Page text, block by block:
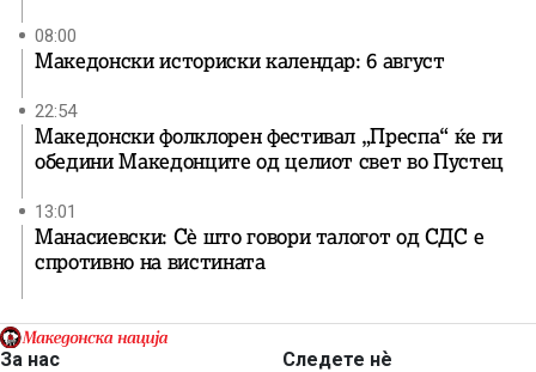
08:00
Македонски историски календар: 6 август
22:54
Македонски фолклорен фестивал „Преспа“ ќе ги
обедини Македонците од целиот свет во Пустец
13:01
Манасиевски: Сè што говори талогот од СДС е
спротивно на вистината
За нас
Следете нѐ